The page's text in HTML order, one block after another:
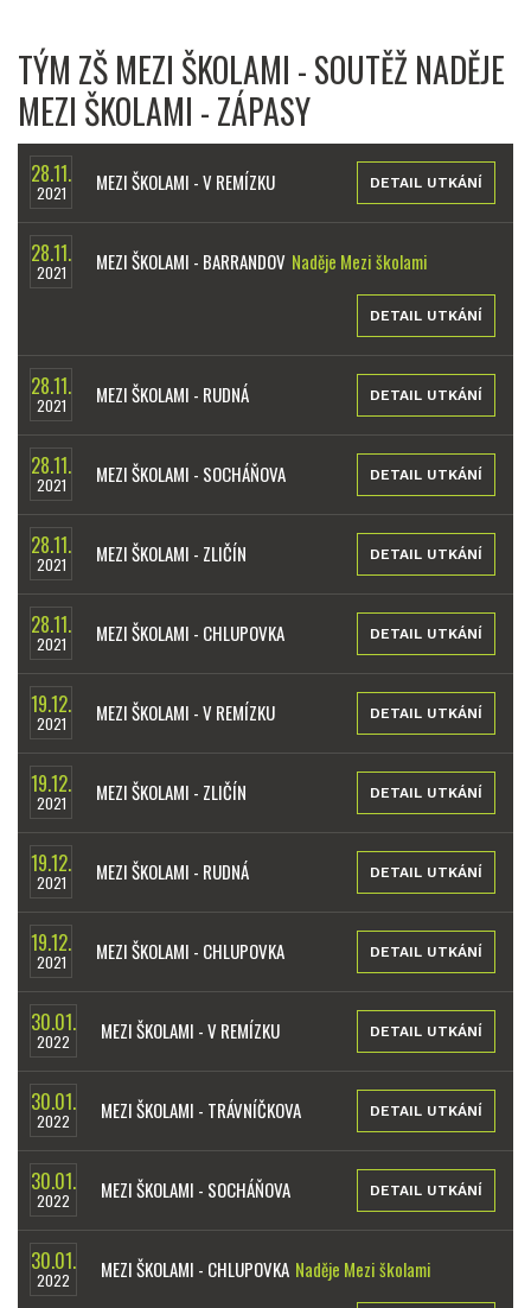
TÝM ZŠ MEZI ŠKOLAMI - SOUTĚŽ NADĚJE
MEZI ŠKOLAMI - ZÁPASY
28.11.
2021 MEZI ŠKOLAMI - V REMÍZKU DETAIL UTKÁNÍ
28.11.
2021 MEZI ŠKOLAMI - BARRANDOV Naděje Mezi školami
DETAIL UTKÁNÍ
28.11.
2021 MEZI ŠKOLAMI - RUDNÁ DETAIL UTKÁNÍ
28.11.
2021 MEZI ŠKOLAMI - SOCHÁŇOVA DETAIL UTKÁNÍ
28.11.
2021 MEZI ŠKOLAMI - ZLIČÍN DETAIL UTKÁNÍ
28.11.
2021 MEZI ŠKOLAMI - CHLUPOVKA DETAIL UTKÁNÍ
19.12.
2021 MEZI ŠKOLAMI - V REMÍZKU DETAIL UTKÁNÍ
19.12.
2021 MEZI ŠKOLAMI - ZLIČÍN DETAIL UTKÁNÍ
19.12.
2021 MEZI ŠKOLAMI - RUDNÁ DETAIL UTKÁNÍ
19.12.
2021 MEZI ŠKOLAMI - CHLUPOVKA DETAIL UTKÁNÍ
30.01.
2022 MEZI ŠKOLAMI - V REMÍZKU DETAIL UTKÁNÍ
30.01.
2022 MEZI ŠKOLAMI - TRÁVNÍČKOVA DETAIL UTKÁNÍ
30.01.
2022 MEZI ŠKOLAMI - SOCHÁŇOVA DETAIL UTKÁNÍ
30.01.
2022 MEZI ŠKOLAMI - CHLUPOVKA Naděje Mezi školami